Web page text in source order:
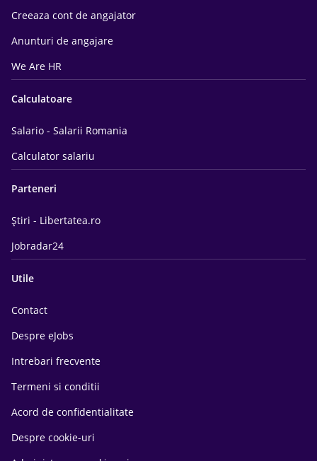
Creeaza cont de angajator
Anunturi de angajare
We Are HR
Calculatoare
Salario - Salarii Romania
Calculator salariu
Parteneri
Știri - Libertatea.ro
Jobradar24
Utile
Contact
Despre eJobs
Intrebari frecvente
Termeni si conditii
Acord de confidentialitate
Despre cookie-uri